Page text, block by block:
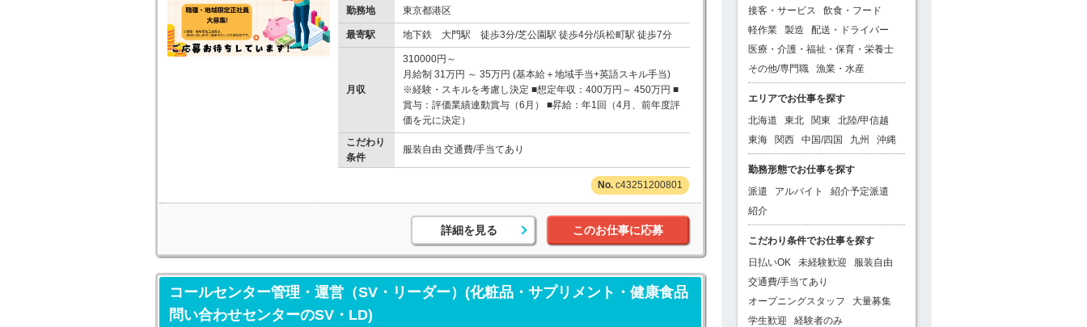
勤務地 東京都港区
最寄駅 地下鉄 大門駅 徒歩3分/芝公園駅 徒歩4分/浜松町駅 徒歩7分
月収
310000円～
月給制 31万円 ～ 35万円 (基本給＋地域手当+英語スキル手当)
※経験・スキルを考慮し決定 ■想定年収：400万円～ 450万円 ■
賞与：評価業績連動賞与（6月） ■昇給：年1回（4月、前年度評
価を元に決定）
こだわり
条件
服装自由 交通費/手当てあり
c43251200801
詳細を見る このお仕事に応募
コールセンター管理・運営（SV・リーダー）(化粧品・サプリメント・健康食品
問い合わせセンターのSV・LD)
接客・サービス
飲食・フード
軽作業
製造
配送・ドライバー
医療・介護・福祉・保育・栄養士
その他/専門職
漁業・水産
エリアでお仕事を探す
北海道
東北 関東
北陸/甲信越
東海
関西 中国/四国 九州 沖縄
勤務形態でお仕事を探す
派遣
アルバイト
紹介予定派遣
紹介
こだわり条件でお仕事を探す
日払いOK
未経験歓迎
服装自由
交通費/手当てあり
オープニングスタッフ
大量募集
学生歓迎
経験者のみ